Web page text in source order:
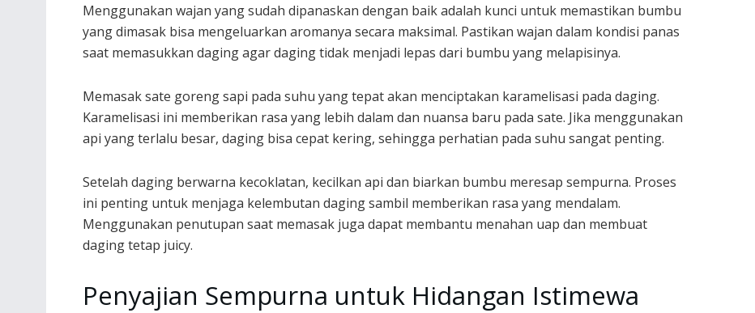
Menggunakan wajan yang sudah dipanaskan dengan baik adalah kunci untuk memastikan bumbu
yang dimasak bisa mengeluarkan aromanya secara maksimal. Pastikan wajan dalam kondisi panas
saat memasukkan daging agar daging tidak menjadi lepas dari bumbu yang melapisinya.
Memasak sate goreng sapi pada suhu yang tepat akan menciptakan karamelisasi pada daging.
Karamelisasi ini memberikan rasa yang lebih dalam dan nuansa baru pada sate. Jika menggunakan
api yang terlalu besar, daging bisa cepat kering, sehingga perhatian pada suhu sangat penting.
Setelah daging berwarna kecoklatan, kecilkan api dan biarkan bumbu meresap sempurna. Proses
ini penting untuk menjaga kelembutan daging sambil memberikan rasa yang mendalam.
Menggunakan penutupan saat memasak juga dapat membantu menahan uap dan membuat
daging tetap juicy.
Penyajian Sempurna untuk Hidangan Istimewa